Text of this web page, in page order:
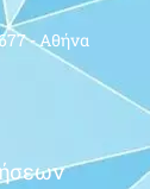
- Αθήνα